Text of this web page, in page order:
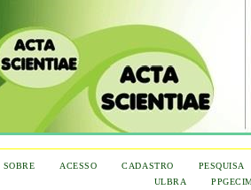
SOBRE ACESSO CADASTRO
PESQUISA
ULBRA